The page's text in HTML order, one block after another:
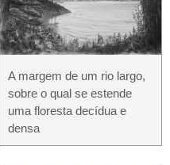
A margem de um rio largo,
sobre o qual se estende
uma floresta decídua e
densa